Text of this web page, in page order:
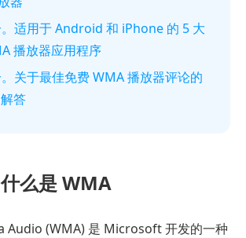
适用于 Android 和 iPhone 的 5 大
播放器应用程序
关于最佳免费 WMA 播放器评论的
答
什么是 WMA
Audio (WMA) 是 Microsoft 开发的一种